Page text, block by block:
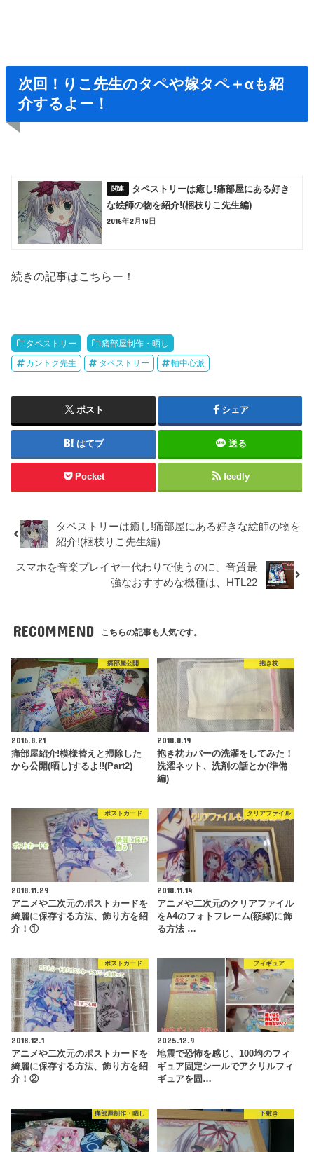
次回！りこ先生のタペや嫁タペ＋αも紹
介するよー！
タペストリーは癒し!痛部屋にある好き
な絵師の物を紹介!(梱枝りこ先生編)
2016年2月18日
続きの記事はこちらー！
タペストリー 痛部屋制作・晒し
カントク先生 タペストリー 軸中心派
ポスト シェア
はてブ 送る
Pocket feedly
タペストリーは癒し!痛部屋にある好きな絵師の物を
紹介!(梱枝りこ先生編)
スマホを音楽プレイヤー代わりで使うのに、音質最
強なおすすめな機種は、HTL22
RECOMMEND こちらの記事も人気です。
痛部屋公開
2016.8.21
痛部屋紹介!模様替えと掃除した
から公開(晒し)するよ!!(Part2)
抱き枕
2018.8.19
抱き枕カバーの洗濯をしてみた！
洗濯ネット、洗剤の話とか(準備
編)
ポストカード
2018.11.29
アニメや二次元のポストカードを
綺麗に保存する方法、飾り方を紹
介！①
クリアファイル
2018.11.14
アニメや二次元のクリアファイル
をA4のフォトフレーム(額縁)に飾
る方法 …
ポストカード
2018.12.1
アニメや二次元のポストカードを
綺麗に保存する方法、飾り方を紹
介！②
フィギュア
2025.12.9
地震で恐怖を感じ、100均のフィ
ギュア固定シールでアクリルフィ
ギュアを固…
痛部屋制作・晒し 下敷き